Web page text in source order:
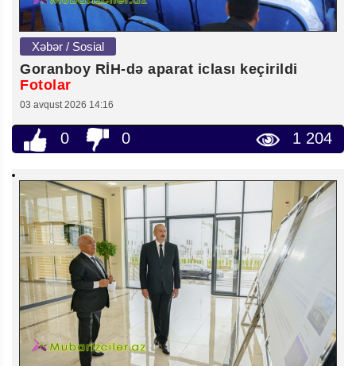
Xəbər / Sosial
Goranboy RİH-də aparat iclası keçirildi
Fotolar
03 avqust 2026 14:16
0 0 1 204